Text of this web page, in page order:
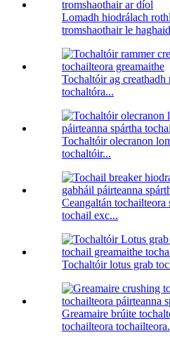
Lomadh hiodrálach
tromshaothair le
Tochaltóir ag creathadh
tochaltóra...
Tochaltóir olecranon
tochaltóir...
Ceangaltán tochailteora
tochail exc...
Tochaltóir lotus grab
Greamaire brúite
tochailteora